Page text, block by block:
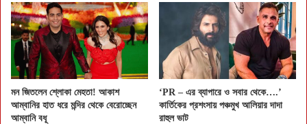
মন জিতলেন শ্লোকা মেহতা! আকাশ
আম্বানির হাত ধরে মন্দির থেকে বেরোচ্ছেন
আম্বানি বধূ
‘PR – এর ব্যাপারে ও সবার থেকে….’
কার্তিকের প্রশংসায় পঞ্চমুখ আলিয়ার দাদা
রাহুল ভাট